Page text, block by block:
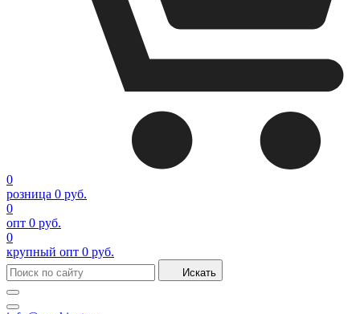
0
розница 0 руб.
0
опт 0 руб.
0
крупный опт 0 руб.
Искать